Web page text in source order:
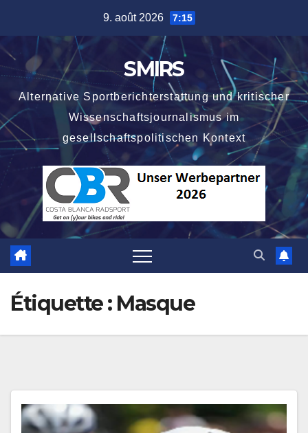
content
9. août 2026 7:15
SMIRS
Alternative Sportberichterstattung und kritischer
Wissenschaftsjournalismus im
gesellschaftspolitischen Kontext
Étiquette : Masque